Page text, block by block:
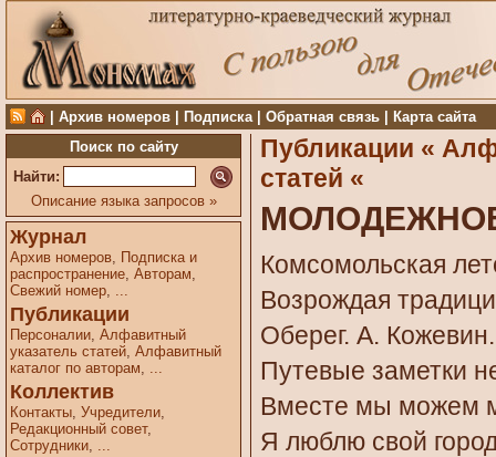
Архив номеров Подписка| Обратная связь
Карта сайта
Поиск по сайту
Найти:
Описание языка запросов »
Журнал
Архив номеров, Подписка и
распространение, Авторам,
Свежий номер, ...
Публикации
Персоналии, Алфавитный
указатель статей, Алфавитный
каталог по авторам, ...
Коллектив
Контакты, Учредители,
Редакционный совет,
Сотрудники, ...
Публикации «
статей «
Комсомольская
Возрождая
Оберег. А.
Путевые заметки
Вместе мы можем
Я люблю свой